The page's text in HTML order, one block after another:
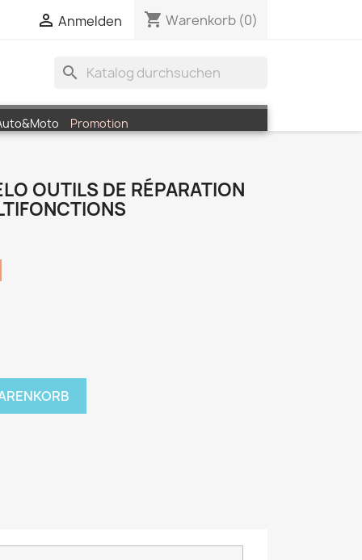
 Anmelden shopping_cart Warenkorb (0)
search
Promotion
OUTILS DE RÉPARATION